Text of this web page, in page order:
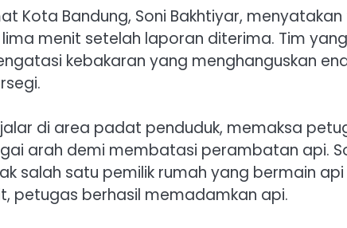
Kota Bandung, Soni Bakhtiyar,
menit setelah laporan diterima. Tim
kebakaran yang menghanguskan
di area padat penduduk, memaksa
arah demi membatasi perambatan api.
salah satu pemilik rumah yang bermain
petugas berhasil memadamkan api.